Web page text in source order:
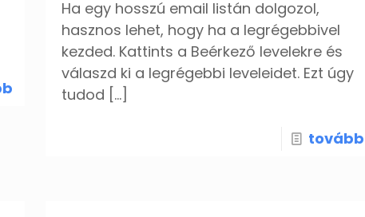
Ha egy hosszú email listán dolgozol,
hasznos lehet, hogy ha a legrégebbivel
kezded. Kattints a Beérkező levelekre és
válaszd ki a legrégebbi leveleidet. Ezt úgy
tudod […]
tovább